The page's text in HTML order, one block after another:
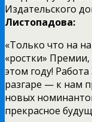
Издательского
Листопадова:
«Только что на
«ростки»
этом году!
разгаре — к нам
новых
прекрасное